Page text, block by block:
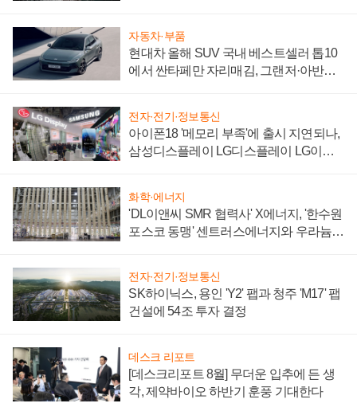
자동차·부품
현대차 올해 SUV 국내 베스트셀러 톱10
에서 싼타페만 자리매김, 그랜저·아반떼
전자·전기·정보통신
아이폰18 '메모리 부족'에 출시 지연되나,
삼성디스플레이 LG디스플레이 LG이노
화학·에너지
'DL이앤씨 SMR 협력사' X에너지, '한수원
포스코 동맹' 센트러스에너지와 우라늄
전자·전기·정보통신
SK하이닉스, 용인 'Y2' 팹과 청주 'M17' 팹
건설에 54조 투자 결정
데스크 리포트
[데스크리포트 8월] 무더운 입추에 든 생
각, 제약바이오 하반기 훈풍 기대한다